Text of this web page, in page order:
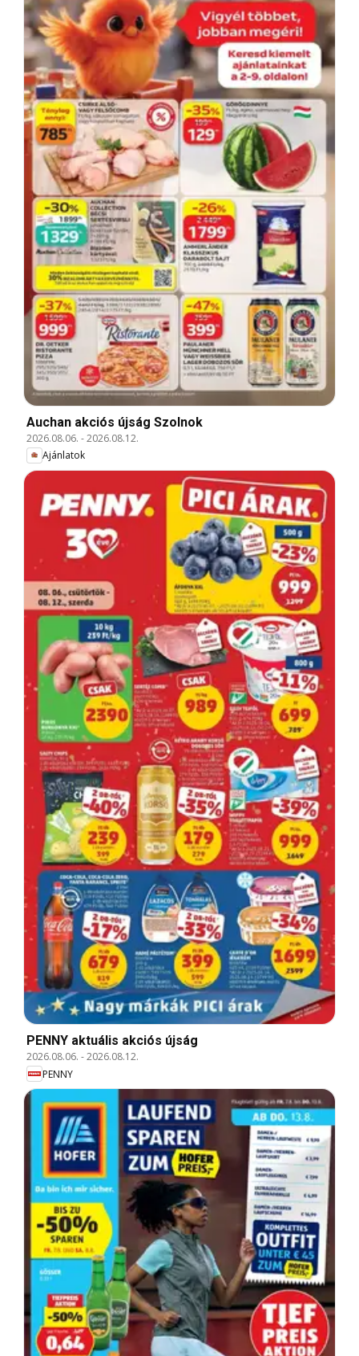
Auchan akciós újság Szolnok
2026.08.06. -2026.08.12.
Ajánlatok
PENNY aktuális akciós újság
2026.08.06. -2026.08.12.
PENNY